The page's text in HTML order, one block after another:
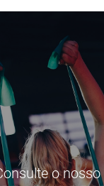
o nosso